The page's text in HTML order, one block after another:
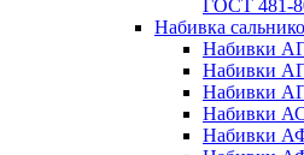
ГОСТ 481-
Набивка
Набивки
Набивки
Набивки
Набивки
Набивки